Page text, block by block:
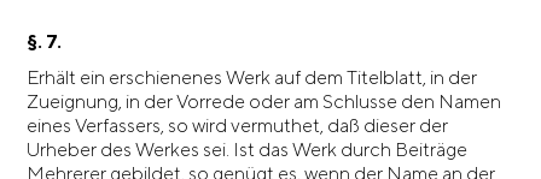
§. 7.
Erhält ein erschienenes Werk auf dem Titelblatt, in der
Zueignung, in der Vorrede oder am Schlusse den Namen
eines Verfassers, so wird vermuthet, daß dieser der
Urheber des Werkes sei. Ist das Werk durch Beiträge
Mehrerer gebildet, so genügt es, wenn der Name an der